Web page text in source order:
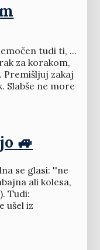
tudi ti, ...
za korakom,
Premišljuj zakaj
Slabše ne more
🚙
se glasi: ''ne
ali kolesa,
Tudi:
ušel iz